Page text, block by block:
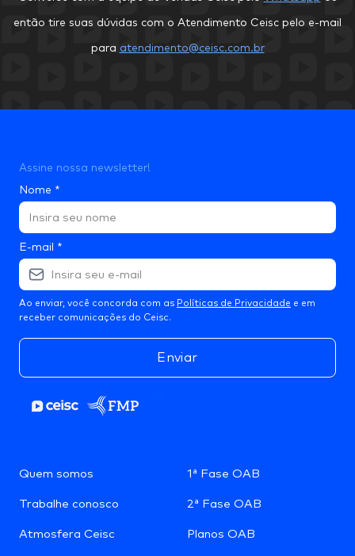
então tire suas dúvidas com o Atendimento Ceisc pelo e-mail
para atendimento@ceisc.com.br
Quem somos
Trabalhe conosco
Atmosfera Ceisc
1ª Fase OAB
2ª Fase OAB
Planos OAB
Assine nossa newsletter!
Nome *
E-mail *
Ao enviar, você concorda com as Políticas de Privacidade e em
receber comunicações do Ceisc.
Enviar